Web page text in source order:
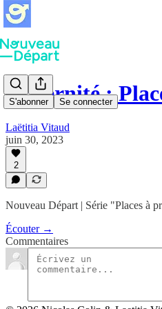
S'abonner Se connecter
Maternité :
Laëtitia Vitaud
juin 30, 2023
2
Nouveau Départ | Série "Places à
Écouter →
Commentaires